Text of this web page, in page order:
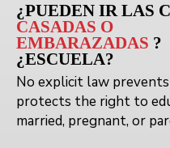
¿PUEDEN IRLAS
CASADAS O
EMBARAZADAS ?
¿ESCUELA?
No explicit law
protects the right to
married, pregnant, or